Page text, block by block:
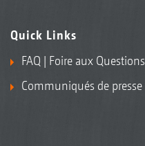
Quick Links
FAQ | Foire aux Questions
Communiqués de presse